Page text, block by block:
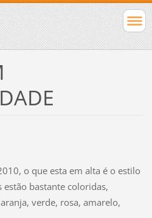
o que esta em alta é o estilo
estão bastante coloridas,
verde, rosa, amarelo,